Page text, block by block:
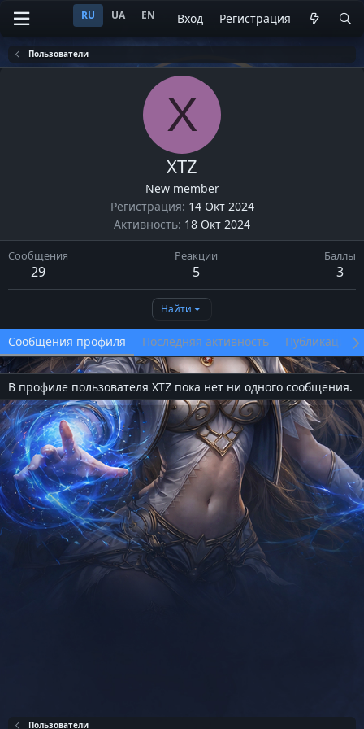
RU UA EN Вход Регистрация
Пользователи
X
XTZ
New member
Регистрация 14 Окт 2024
Активность 18 Окт 2024
Сообщения
29
Реакции
5
Баллы
3
Найти
Сообщения профиля Последняя активность Публикации
В профиле пользователя XTZ пока нет ни одного сообщения.
Пользователи